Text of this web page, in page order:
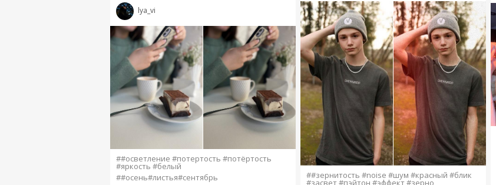
lya_vi
##осветление #потертость #потёртость
#яркость #белый
##осень#листья#сентябрь
##зернитость #noise #шум #красный #блик
#засвет #пэйтон #эффект #зерно